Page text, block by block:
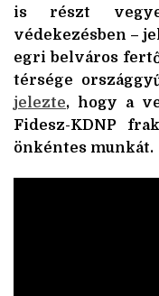
is részt
védekezésben –
egri belváros
térsége
jelezte, hogy a
Fidesz-KDNP
önkéntes munkát.